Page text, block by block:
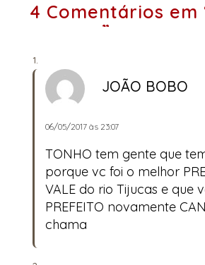
4 Comentários em
escusos”
JOÃO BOBO
06/05/2017 às 23:07
TONHO tem gente que
porque vc foi o melhor
VALE do rio Tijucas e que
PREFEITO novamente
chama